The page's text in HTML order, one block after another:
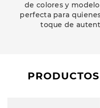
de colores y
perfecta para
toque de